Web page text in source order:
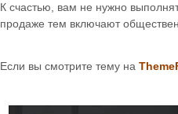
К счастью, вам не нужно
продаже тем включают
Если вы смотрите тему на